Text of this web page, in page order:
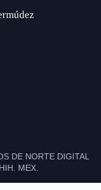
DE NORTE DIGITAL
MEX.